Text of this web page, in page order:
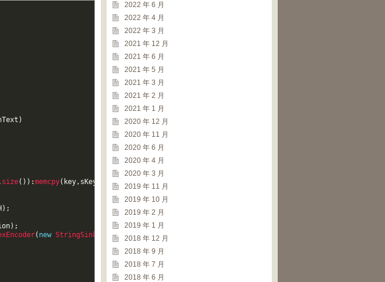
)
size( ) ) :memcpy( key, sKey c_str (),AES :: MAX_KEYLENGTH
) ;
) ;
( new StringSink outstr)));
2022 年 6 月
2022 年 4 月
2022 年 3 月
2021 年 12 月
2021 年 6 月
2021 年 5 月
2021 年 3 月
2021 年 2 月
2021 年 1 月
2020 年 12 月
2020 年 11 月
2020 年 6 月
2020 年 4 月
2020 年 3 月
2019 年 11 月
2019 年 10 月
2019 年 2 月
2019 年 1 月
2018 年 12 月
2018 年 9 月
2018 年 7 月
2018 年 6 月